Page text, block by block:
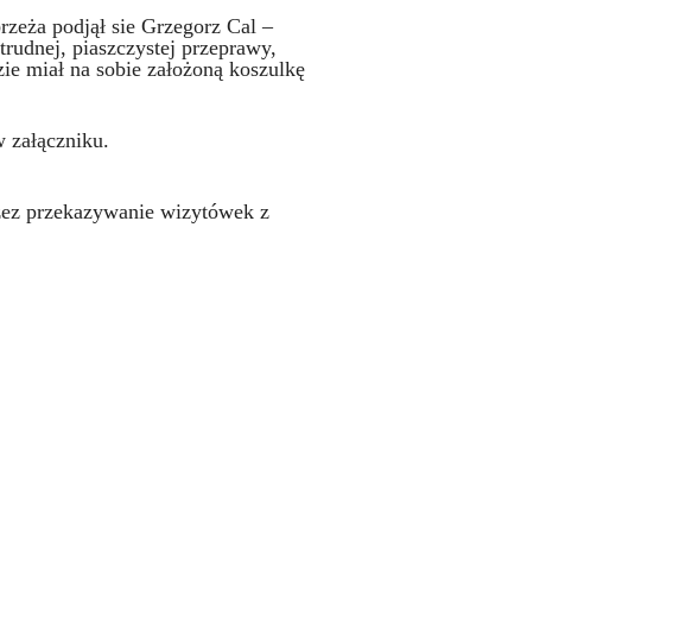
podjął sie Grzegorz Cal –
piaszczystej przeprawy,
miał na sobie założoną koszulkę
załączniku.
przekazywanie wizytówek z